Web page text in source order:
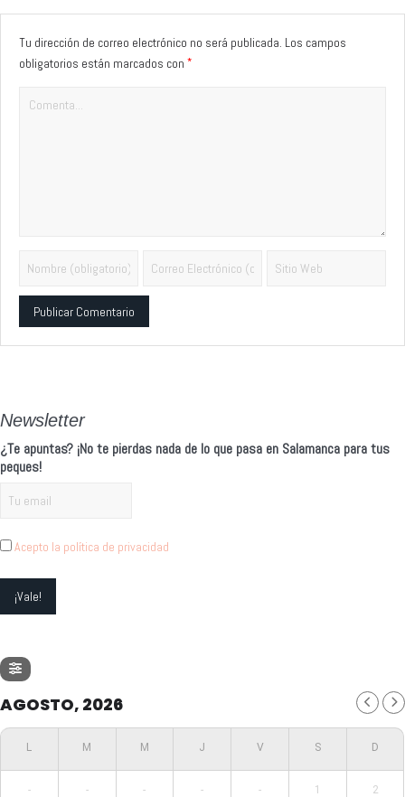
Tu dirección de correo electrónico no será publicada. Los campos
obligatorios están marcados con *
Newsletter
¿Te apuntas? ¡No te pierdas nada de lo que pasa en Salamanca para tus
peques!
Acepto la política de privacidad
AGOSTO, 2026
- - - - - 1 2